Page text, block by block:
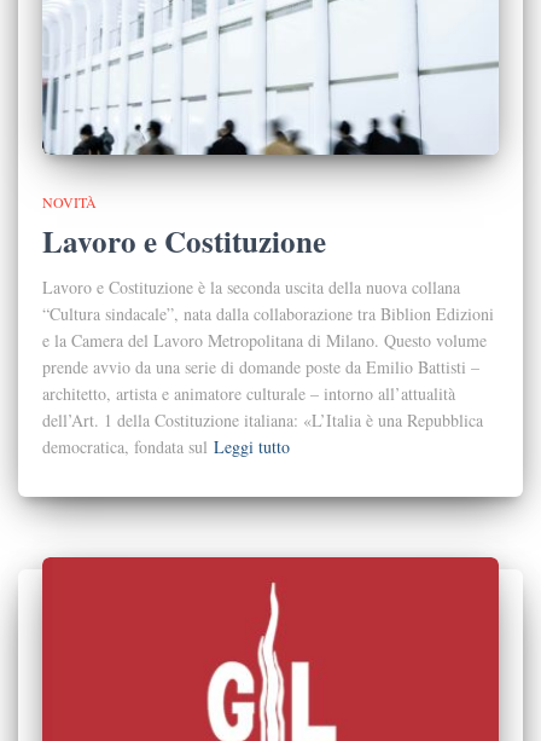
NOVITÀ
Lavoro e Costituzione
Lavoro e Costituzione è la seconda uscita della nuova collana
“Cultura sindacale”, nata dalla collaborazione tra Biblion Edizioni
e la Camera del Lavoro Metropolitana di Milano. Questo volume
prende avvio da una serie di domande poste da Emilio Battisti –
architetto, artista e animatore culturale – intorno all’attualità
dell’Art. 1 della Costituzione italiana: «L’Italia è una Repubblica
democratica, fondata sul Leggi tutto